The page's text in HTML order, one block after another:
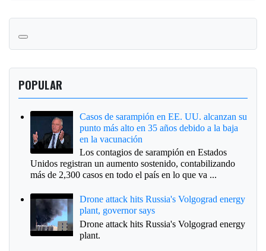
POPULAR
Casos de sarampión en EE. UU. alcanzan su
punto más alto en 35 años debido a la baja
en la vacunación
Los contagios de sarampión en Estados
Unidos registran un aumento sostenido, contabilizando
más de 2,300 casos en todo el país en lo que va ...
Drone attack hits Russia's Volgograd energy
plant, governor says
Drone attack hits Russia's Volgograd energy
plant.